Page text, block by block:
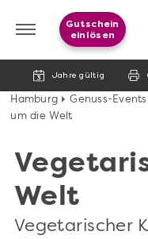
Jahre gültig
Gutschein
einlösen
Hamburg Genuss-
um die Welt
Welt
Vegetarischer